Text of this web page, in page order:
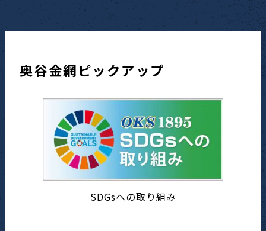
奥谷金網ピックアップ
SDGsへの取り組み